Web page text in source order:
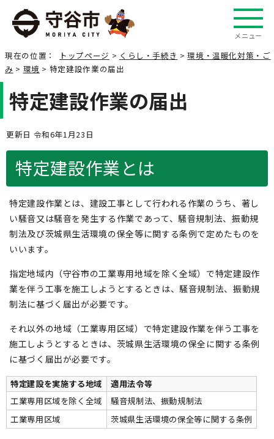
メニュー
現在の位置： トップページ > くらし・手続き >環境・温暖化対策・ご
み > 環境 > 特定建設作業の届出
特定建設作業の届出
更新日 令和6年1月23日
特定建設作業とは
特定建設作業とは、建設工事として行われる作業のうち、著し
い騒音又は騒音を発生する作業であって、騒音規制法、振動規
制法及び茨城県生活環境の保全等に関する条例で定めたものを
いいます。
指定地域内（守谷市の工業専用地域を除く全域）で特定建設作
業を伴う工事を施工しようとするときは、騒音規制法、振動規
制法に基づく届出が必要です。
それ以外の地域（工業専用区域）で特定建設作業を伴う工事を
施工しようとするときは、茨城県生活環境の保全に関する条例
に基づく届出が必要です。
特定建設を実施する地域
適用法令等
工業専用区域を除く全域
騒音規制法、振動規制法
工業専用区域
茨城県生活環境の保全等に関する条例